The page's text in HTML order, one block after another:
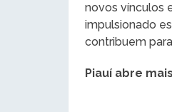
novos vínculos
impulsionado
contribuem
Piauí abre